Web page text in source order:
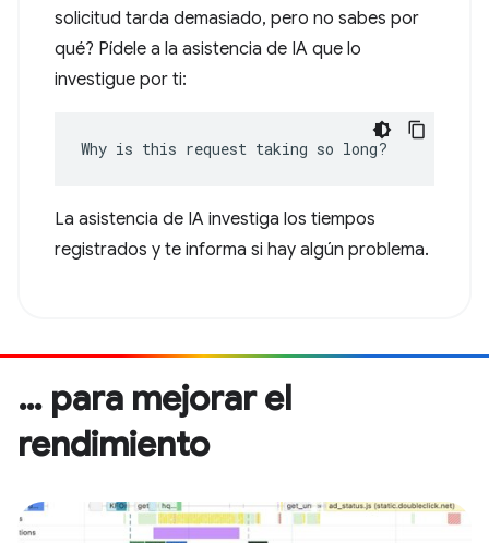
solicitud tarda demasiado, pero no sabes por
qué? Pídele a la asistencia de IA que lo
investigue por ti:
Why is this request taking so long?
La asistencia de IA investiga los tiempos
registrados y te informa si hay algún problema.
… para mejorar el
rendimiento